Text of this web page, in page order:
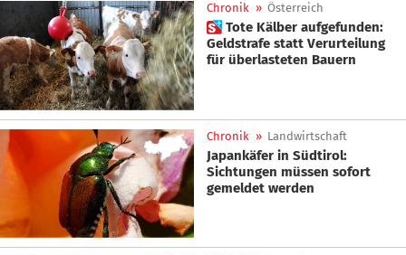
Chronik » Österreich
 Tote Kälber aufgefunden:
Geldstrafe statt Verurteilung
für überlasteten Bauern
Chronik » Landwirtschaft
Japankäfer in Südtirol:
Sichtungen müssen sofort
gemeldet werden